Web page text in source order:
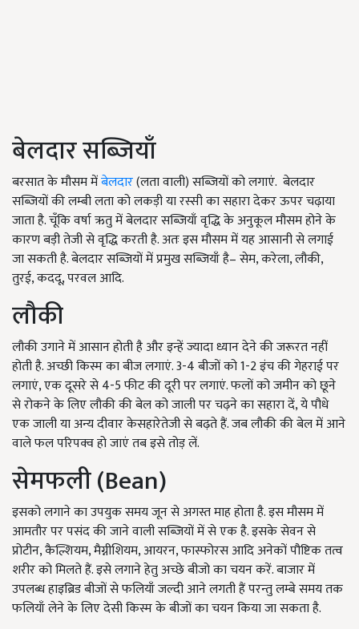
बेलदार सब्जियाँ
बरसात के मौसम मेंबेलदार(लता वाली) सब्जियों को लगाएं. बेलदार
सब्जियों की लम्बी लता को लकड़ी या रस्सी का सहारा देकर ऊपर चढ़ाया
जाता है. चूँकि वर्षा ऋतु में बेलदार सब्जियाँ वृद्धि के अनुकूल मौसम होने के
कारण बड़ी तेजी से वृद्धि करती है. अतः इस मौसम में यह आसानी से लगाई
जा सकती है. बेलदार सब्जियों में प्रमुख सब्जियाँ है– सेम, करेला, लौकी,
तुरई, कददू, परवल आदि.
लौकी
लौकी उगाने में आसान होती है और इन्हें ज्यादा ध्यान देने की जरूरत नहीं
होती है. अच्छी किस्म का बीज लगाएं. 3-4 बीजों को 1-2 इंच की गेहराई पर
लगाएं, एक दूसरे से 4-5 फीट की दूरी पर लगाएं. फलों को जमीन को छूने
से रोकने के लिए लौकी की बेल को जाली पर चढ़ने का सहारा दें, ये पौधे
एक जाली या अन्य दीवार केसहारेतेजी से बढ़ते हैं. जब लौकी की बेल में आने
वाले फल परिपक्व हो जाएं तब इसे तोड़ लें.
सेमफली (Bean)
इसको लगाने का उपयुक समय जून से अगस्त माह होता है. इस मौसम में
आमतौर पर पसंद की जाने वाली सब्जियों में से एक है. इसके सेवन से
प्रोटीन, कैल्शियम, मैग्नीशियम, आयरन, फास्फोरस आदि अनेकों पौष्टिक तत्व
शरीर को मिलते हैं. इसे लगाने हेतु अच्छे बीजो का चयन करें. बाजार में
उपलब्ध हाइब्रिड बीजों से फलियाँ जल्दी आने लगती हैं परन्तु लम्बे समय तक
फलियाँ लेने के लिए देसी किस्म के बीजों का चयन किया जा सकता है.